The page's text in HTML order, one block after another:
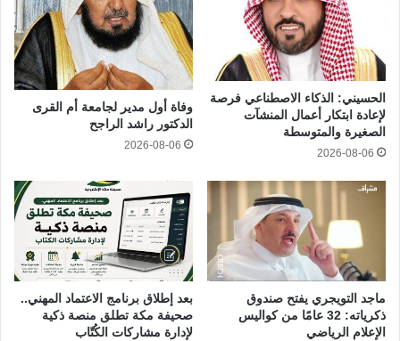
الحسيني: الذكاء الاصطناعي فرصة
لإعادة ابتكار أعمال المنشآت
الصغيرة والمتوسطة
2026-08-06
وفاة أول مدير لجامعة أم القرى
الدكتور راشد الراجح
2026-08-06
ماجد التويجري يفتح صندوق
ذكرياته: 32 عامًا من كواليس
الإعلام الرياضي
بعد إطلاق برنامج الاعتماد المهني..
صحيفة مكة تطلق منصة ذكية
لإدارة مشاركات الكُتّاب